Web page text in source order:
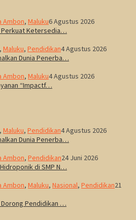
Ambon, Maluku6 Agustus 2026
Perkuat Ketersedia…
, Maluku, Pendidikan4 Agustus 2026
Dunia Penerba…
Ambon, Maluku4 Agustus 2026
“Impactf…
, Maluku, Pendidikan4 Agustus 2026
Dunia Penerba…
Ambon, Pendidikan24 Juni 2026
di SMP N…
Ambon, Maluku, Nasional, Pendidikan21
Dorong Pendidikan …